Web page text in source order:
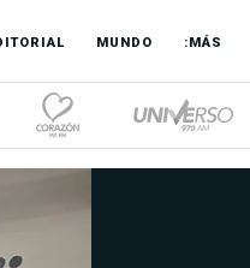
MUNDO :MÁS